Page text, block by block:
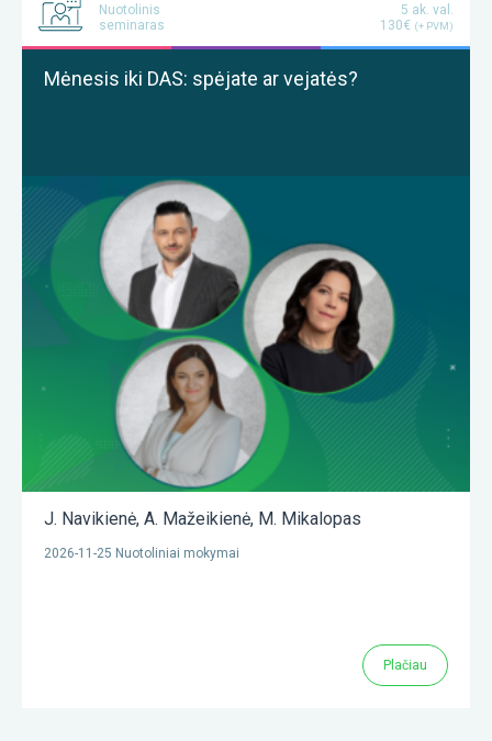
Nuotolinis
seminaras
5 ak. val.
130€ (+ PVM)
Mėnesis iki DAS: spėjate ar vejatės?
J. Navikienė, A. Mažeikienė, M. Mikalopas
2026-11-25 Nuotoliniai mokymai
Plačiau